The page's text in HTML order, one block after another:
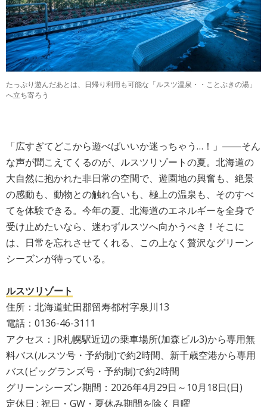
たっぷり遊んだあとは、日帰り利用も可能な「ルスツ温泉・・ことぶきの湯」
へ立ち寄ろう
「広すぎてどこから遊べばいいか迷っちゃう…！」――そん
な声が聞こえてくるのが、ルスツリゾートの夏。北海道の
大自然に抱かれた非日常の空間で、遊園地の興奮も、絶景
の感動も、動物との触れ合いも、極上の温泉も、そのすべ
てを体験できる。今年の夏、北海道のエネルギーを全身で
受け止めたいなら、迷わずルスツへ向かうべき！そこに
は、日常を忘れさせてくれる、この上なく贅沢なグリーン
シーズンが待っている。
ルスツリゾート
住所：北海道虻田郡留寿都村字泉川13
電話：0136-46-3111
アクセス：JR札幌駅近辺の乗車場所(加森ビル3)から専用無
料バス(ルスツ号・予約制)で約2時間、新千歳空港から専用
バス(ビッグランズ号・予約制)で約2時間
グリーンシーズン期間：2026年4月29日～10月18日(日)
定休日 : 祝日・GW・夏休み期間を除く月曜